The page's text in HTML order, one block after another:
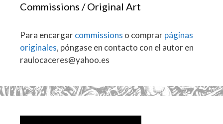
Commissions / Original Art
Para encargarcommissions o comprarpáginas
originales, póngase en contacto con el autor en
raulocaceres@yahoo.es